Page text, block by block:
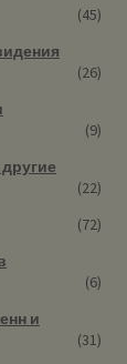
(45)
(26)
(9)
(22)
(72)
(6)
и
(31)